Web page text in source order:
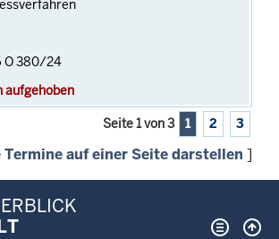
O 380/24
aufgehoben
Seite 1 von 3 1 2 3
Termine auf einer Seite darstellen ]
Überblick: